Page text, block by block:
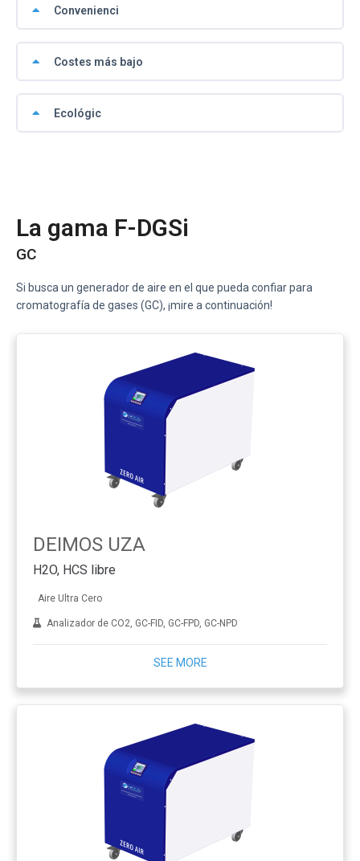
Convenienci
Costes más bajo
Ecológic
La gama F-DGSi
GC
Si busca un generador de aire en el que pueda confiar para
cromatografía de gases (GC), ¡mire a continuación!
DEIMOS UZA
H2O, HCS libre
Aire Ultra Cero
Analizador de CO2, GC-FID, GC-FPD, GC-NPD
SEE MORE